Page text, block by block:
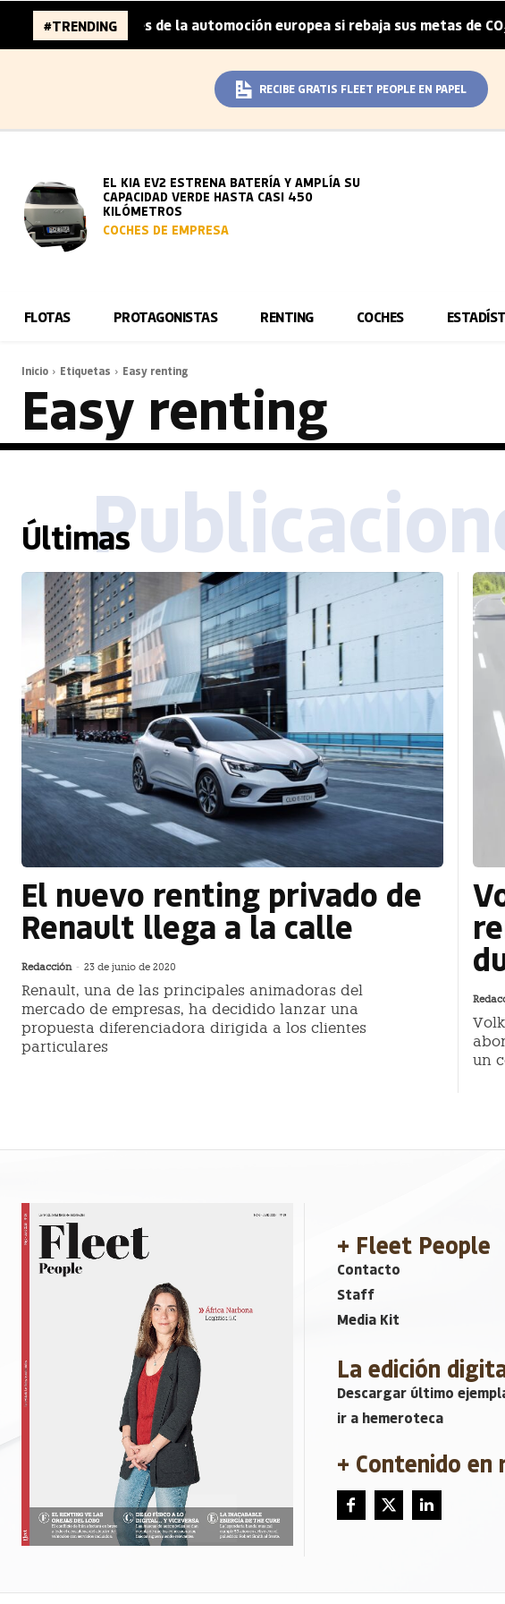
#TRENDING
96.000 millones de la automoción europea si rebaja sus metas de CO₂ |
RECIBE GRATIS FLEET PEOPLE EN PAPEL
EL KIA EV2 ESTRENA BATERÍA Y AMPLÍA SU
CAPACIDAD VERDE HASTA CASI 450
KILÓMETROS
COCHES DE EMPRESA
FLOTAS PROTAGONISTAS RENTING COCHES
Inicio Etiquetas Easy renting
Easy renting
Últimas
El nuevo renting privado de
Renault llega a la calle
Redacción - 23 de junio de 2020
Renault, una de las principales animadoras del
mercado de empresas, ha decidido lanzar una
propuesta diferenciadora dirigida a los clientes
particulares
un
+ Fleet People
Contacto
Staff
Media Kit
La edición
Descargar último
ir a hemeroteca
+ Contenido en